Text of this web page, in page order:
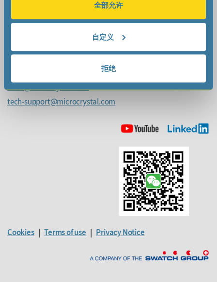
全部允许
自定义
拒绝
sales
microcrystalcom
tech-support
microcrystalcom
Cookies|Terms of use | Privacy Notice